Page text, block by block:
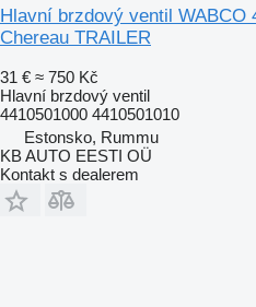
Hlavní brzdový ventil WABCO
Chereau TRAILER
31 € ≈ 750 Kč
Hlavní brzdový ventil
4410501000 4410501010
Estonsko, Rummu
KB AUTO EESTI OÜ
Kontakt s dealerem